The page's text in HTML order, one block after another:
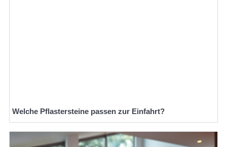
Welche Pflastersteine passen zur Einfahrt?